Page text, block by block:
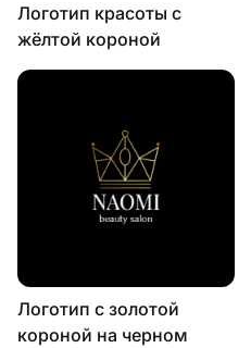
Логотип красоты с
жёлтой короной
Логотип с золотой
короной на черном